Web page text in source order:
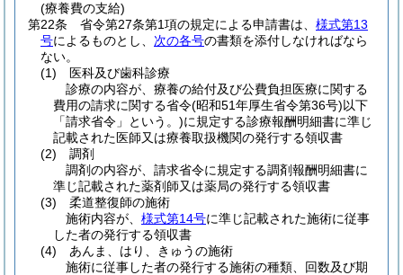
(療養費の支給)
第22条
省令第27条第1項の規定による申請書は、 様式第13
号によるものとし、 次の各号の書類を添付しなければなら
ない。
(1)
医科及び歯科診療
診療の内容が、療養の給付及び公費負担医療に関する
費用の請求に関する省令(昭和51年厚生省令第36号)以下
「請求省令」という。)に規定する診療報酬明細書に準じ
記載された医師又は療養取扱機関の発行する領収書
(2)
調剤
調剤の内容が、請求省令に規定する調剤報酬明細書に
準じ記載された薬剤師又は薬局の発行する領収書
(3)
柔道整復師の施術
施術内容が、 様式第14号に準じ記載された施術に従事
した者の発行する領収書
(4)
あんま、はり、きゅうの施術
施術に従事した者の発行する施術の種類、回数及び期